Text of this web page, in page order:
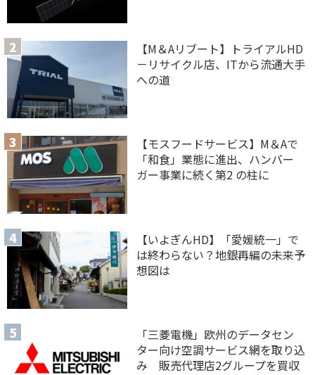
【M＆Aリブート】トライアルHD
－リサイクル店、ITから流通大手
への道
【モスフードサービス】M＆Aで
「和食」業態に進出、ハンバー
ガー事業に続く第2 の柱に
【いよぎんHD】「愛媛統一」で
は終わらない？地銀再編の未来予
想図は
「三菱電機」欧州のデータセン
ター向け空調サービス網を取り込
み 販売代理店2グループを買収